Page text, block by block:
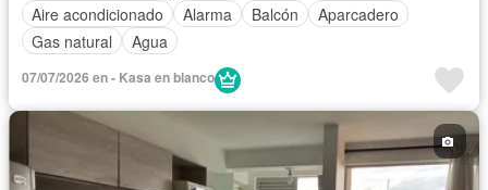
Aire acondicionado
Alarma Balcón
Aparcadero
Gas natural
Agua
07/07/2026 en - Kasa en blanco